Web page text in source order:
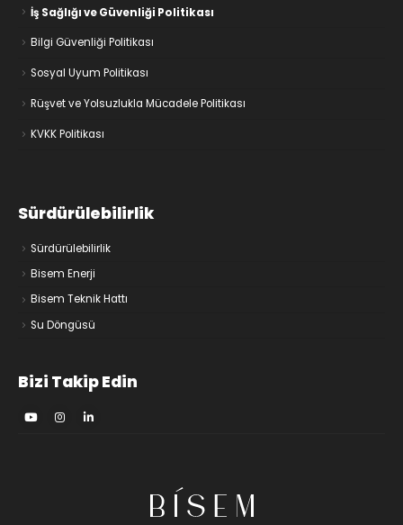
İş Sağlığı ve Güvenliği Politikası
Bilgi Güvenliği Politikası
Sosyal Uyum Politikası
Rüşvet ve Yolsuzlukla Mücadele Politikası
KVKK Politikası
Sürdürülebilirlik
Sürdürülebilirlik
Bisem Enerji
Bisem Teknik Hattı
Su Döngüsü
Bizi Takip Edin